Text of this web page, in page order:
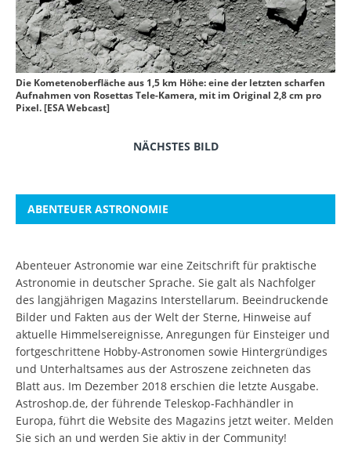
Die Kometenoberfläche aus 1,5 km Höhe: eine der letzten scharfen
Aufnahmen von Rosettas Tele-Kamera, mit im Original 2,8 cm pro
Pixel. [ESA Webcast]
NÄCHSTES BILD
ABENTEUER ASTRONOMIE
Abenteuer Astronomie war eine Zeitschrift für praktische
Astronomie in deutscher Sprache. Sie galt als Nachfolger
des langjährigen Magazins Interstellarum. Beeindruckende
Bilder und Fakten aus der Welt der Sterne, Hinweise auf
aktuelle Himmelsereignisse, Anregungen für Einsteiger und
fortgeschrittene Hobby-Astronomen sowie Hintergründiges
und Unterhaltsames aus der Astroszene zeichneten das
Blatt aus. Im Dezember 2018 erschien die letzte Ausgabe.
Astroshop.de, der führende Teleskop-Fachhändler in
Europa, führt die Website des Magazins jetzt weiter. Melden
Sie sich an und werden Sie aktiv in der Community!